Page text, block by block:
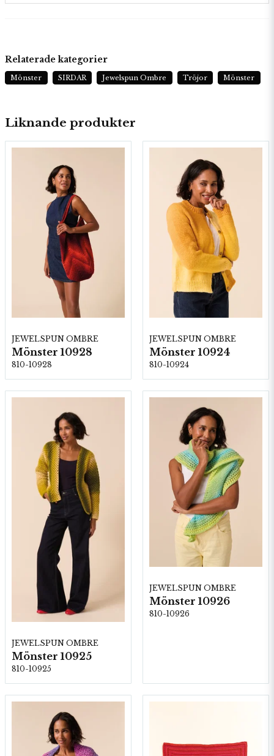
Liknande produkter
JEWELSPUN OMBRE
Mönster 10928
810-10928
JEWELSPUN OMBRE
Mönster 10924
810-10924
JEWELSPUN OMBRE
Mönster 10925
810-10925
JEWELSPUN OMBRE
Mönster 10926
810-10926
Relaterade kategorier
Mönster SIRDAR Jewelspun Ombre Tröjor Mönster